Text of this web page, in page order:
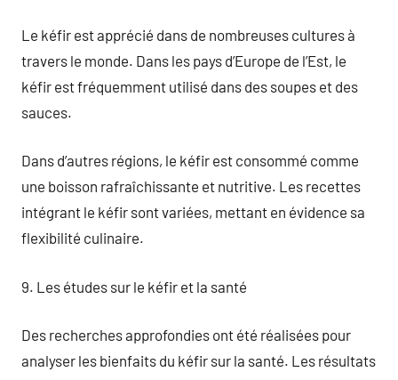
Le kéfir est apprécié dans de nombreuses cultures à
travers le monde. Dans les pays d’Europe de l’Est, le
kéfir est fréquemment utilisé dans des soupes et des
sauces.
Dans d’autres régions, le kéfir est consommé comme
une boisson rafraîchissante et nutritive. Les recettes
intégrant le kéfir sont variées, mettant en évidence sa
flexibilité culinaire.
9. Les études sur le kéfir et la santé
Des recherches approfondies ont été réalisées pour
analyser les bienfaits du kéfir sur la santé. Les résultats